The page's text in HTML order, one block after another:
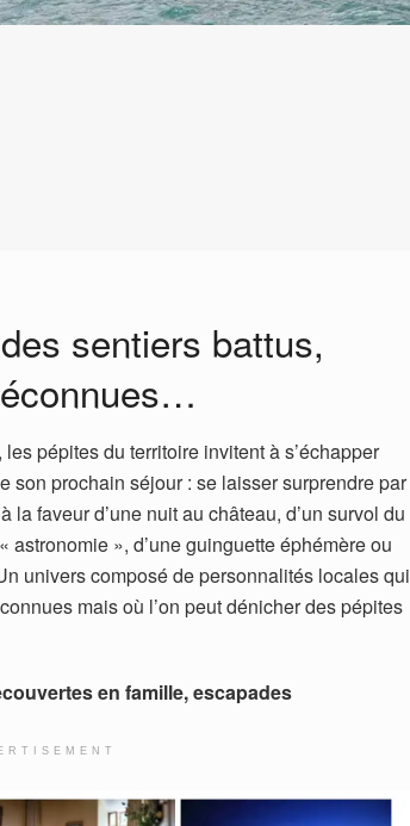
sentiers battus,
pépites du territoire invitent à s’échapper
son prochain séjour : se laisser surprendre par
la faveur d’une nuit au château, d’un survol du
astronomie », d’une guinguette éphémère ou
univers composé de personnalités locales qui
mais où l’on peut dénicher des pépites
en famille, escapades